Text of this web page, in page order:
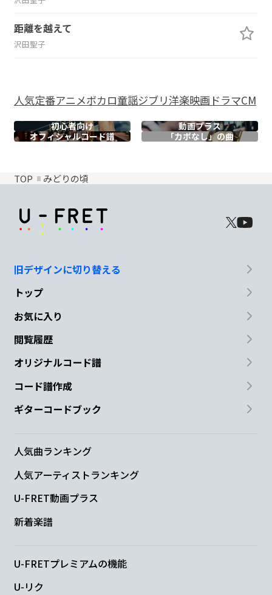
距離を越えて
沢田聖子
人気定番アニメボカロ童謡ジブリ洋楽映画ドラマCM
初心者向け
動画プラス
オフィシャルコード譜 「カポなし」の曲
TOP みどりの頃
旧デザインに切り替える
トップ
お気に入り
閲覧履歴
オリジナルコード譜
コード譜作成
ギターコードブック
人気曲ランキング
人気アーティストランキング
U-FRET動画プラス
新着楽譜
U-FRETプレミアムの機能
U-リク